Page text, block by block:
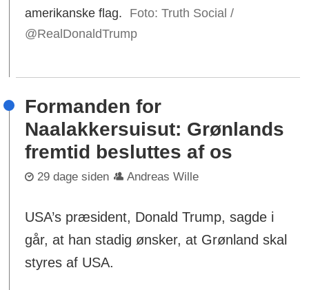
amerikanske flag.
Foto: Truth Social /
@RealDonaldTrump
Formanden for
Naalakkersuisut: Grønlands
fremtid besluttes af os
29 dage siden Andreas Wille
USA’s præsident, Donald Trump, sagde i
går, at han stadig ønsker, at Grønland skal
styres af USA.